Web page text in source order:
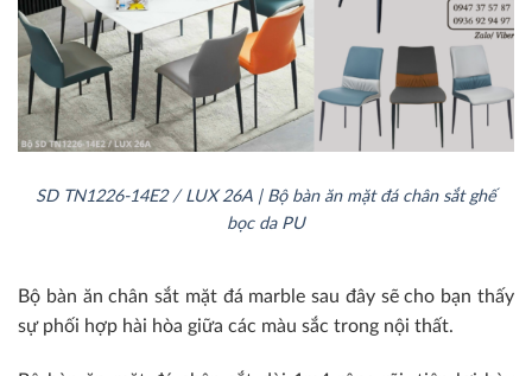
SD TN1226-14E2 / LUX 26A | Bộ bàn ăn mặt đá chân sắt ghế
bọc da PU
Bộ bàn ăn chân sắt mặt đá marble sau đây sẽ cho bạn thấy
sự phối hợp hài hòa giữa các màu sắc trong nội thất.